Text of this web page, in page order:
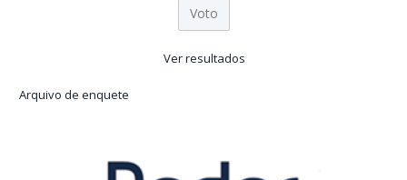
Ver resultados
Arquivo de enquete